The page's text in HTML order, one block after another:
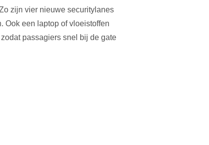
zijn vier nieuwe securitylanes
Ook een laptop of vloeistoffen
passagiers snel bij de gate